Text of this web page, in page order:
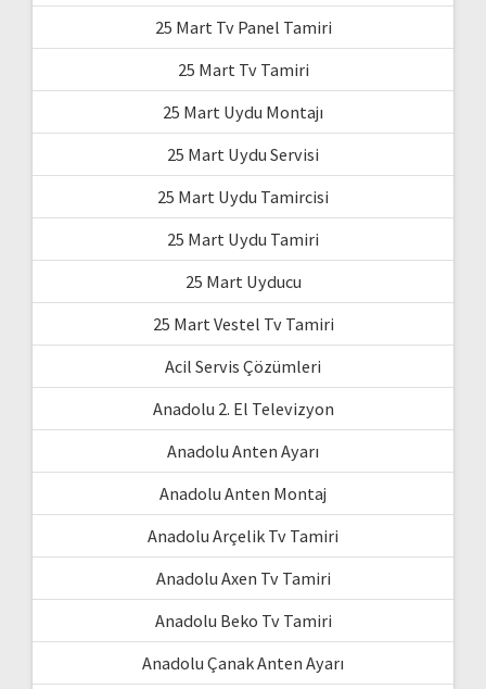
25 Mart Tv Panel Tamiri
25 Mart Tv Tamiri
25 Mart Uydu Montajı
25 Mart Uydu Servisi
25 Mart Uydu Tamircisi
25 Mart Uydu Tamiri
25 Mart Uyducu
25 Mart Vestel Tv Tamiri
Acil Servis Çözümleri
Anadolu 2. El Televizyon
Anadolu Anten Ayarı
Anadolu Anten Montaj
Anadolu Arçelik Tv Tamiri
Anadolu Axen Tv Tamiri
Anadolu Beko Tv Tamiri
Anadolu Çanak Anten Ayarı